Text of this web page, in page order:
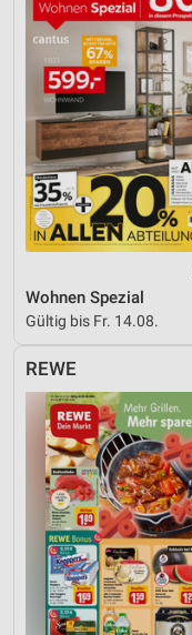
Wohnen Spezial
Gültig bis Fr. 14.08.
REWE